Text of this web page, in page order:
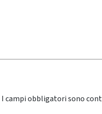
I campi obbligatori sono